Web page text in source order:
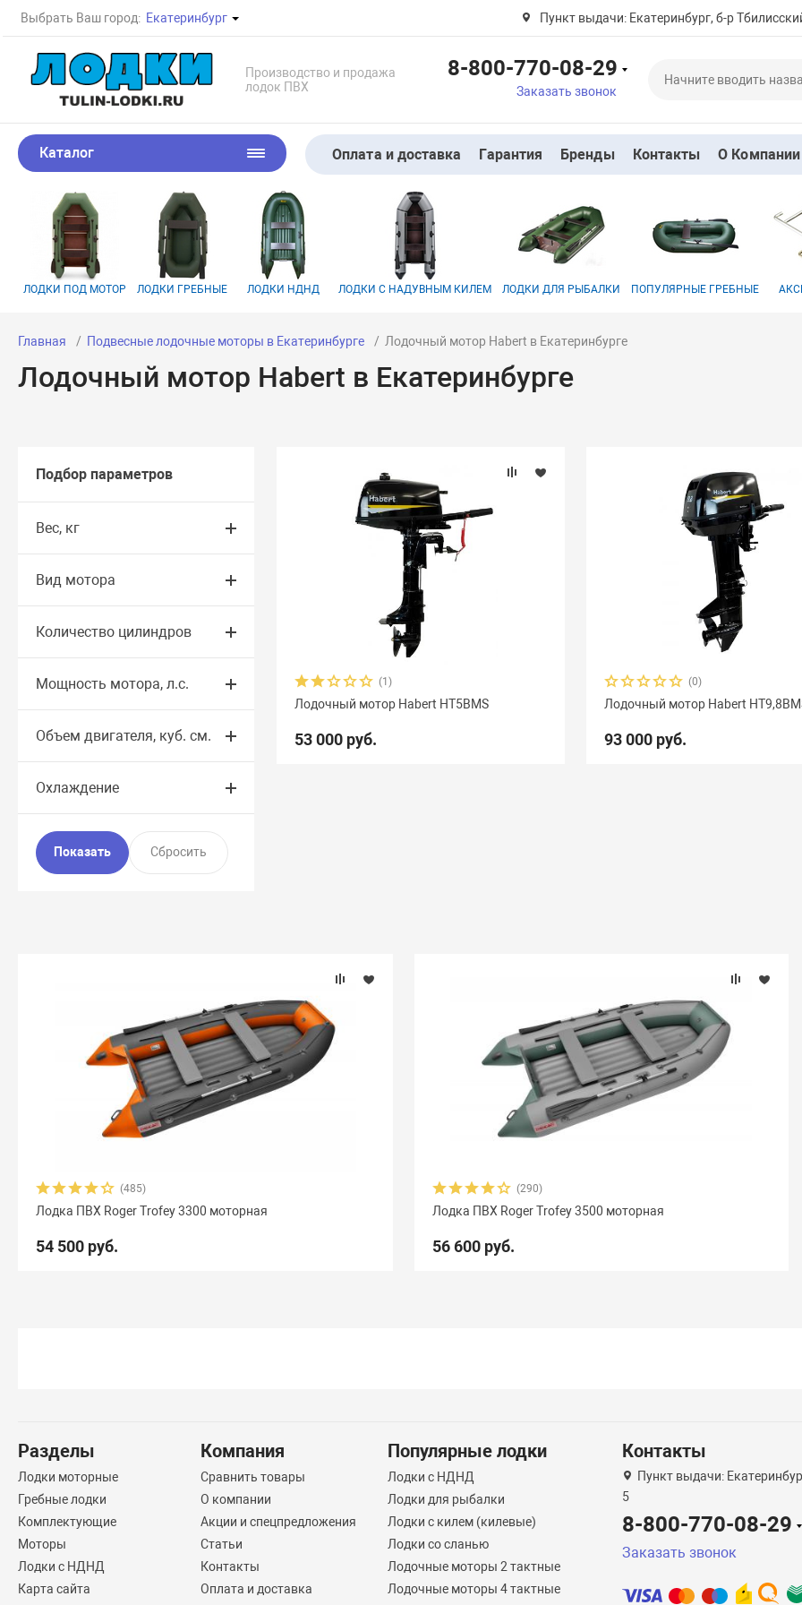
Выбрать Ваш город: Екатеринбург Пункт выдачи: Екатеринбург, б-р
Производство и продажа
лодок ПВХ
8-800-770-08-29
Заказать звонок
Каталог Оплата и доставка Гарантия Бренды Контакты О Компании
ЛОДКИ ПОД МОТОР ЛОДКИ ГРЕБНЫЕ ЛОДКИ НДНД ЛОДКИ С НАДУВНЫМ КИЛЕМ ЛОДКИ ДЛЯ РЫБАЛКИ ПОПУЛЯРНЫЕ ГРЕБНЫЕ
Главная Подвесные лодочные моторы в Екатеринбурге Лодочный мотор Habert в Екатеринбурге
Лодочный мотор Habert в Екатеринбурге
Подбор параметров
Вес, кг
Вид мотора
Количество цилиндров
Мощность мотора, л.с.
Объем двигателя, куб. см.
Охлаждение
(1)
Лодочный мотор Habert HT5BMS
53 000 руб.
(0)
Лодочный мотор Habert
93 000 руб.
(485)
Лодка ПВХ Roger Trofey 3300 моторная
54 500 руб.
(290)
Лодка ПВХ Roger Trofey 3500 моторная
56 600 руб.
Разделы
Лодки моторные
Гребные лодки
Комплектующие
Моторы
Лодки с НДНД
Карта сайта
Компания
Сравнить товары
О компании
Акции и спецпредложения
Статьи
Контакты
Оплата и доставка
Популярные лодки
Лодки с НДНД
Лодки для рыбалки
Лодки с килем (килевые)
Лодки со сланью
Лодочные моторы 2 тактные
Лодочные моторы 4 тактные
Контакты
Пункт выдачи:
5
8-800-770-08-29
Заказать звонок